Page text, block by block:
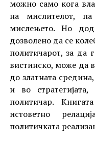
можно само кога
на мислителот,
мислењето. Но
дозволено да се
политичарот, за да
вистинско, може да
до златната
и во
политичар.
истоветно
политичката